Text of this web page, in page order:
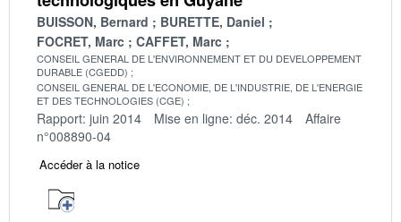
BUISSON, Bernard
BURETTE, Daniel
FOCRET, Marc
CAFFET, Marc
CONSEIL GENERAL DE L'ENVIRONNEMENT ET DU DEVELOPPEMENT
DURABLE (CGEDD)
CONSEIL GENERAL DE L'ECONOMIE, DE L'INDUSTRIE, DE L'ENERGIE
ET DES TECHNOLOGIES (CGE)
Rapport: juin 2014 Mise en ligne: déc. 2014
Affaire
n°008890-04
Accéder à la notice